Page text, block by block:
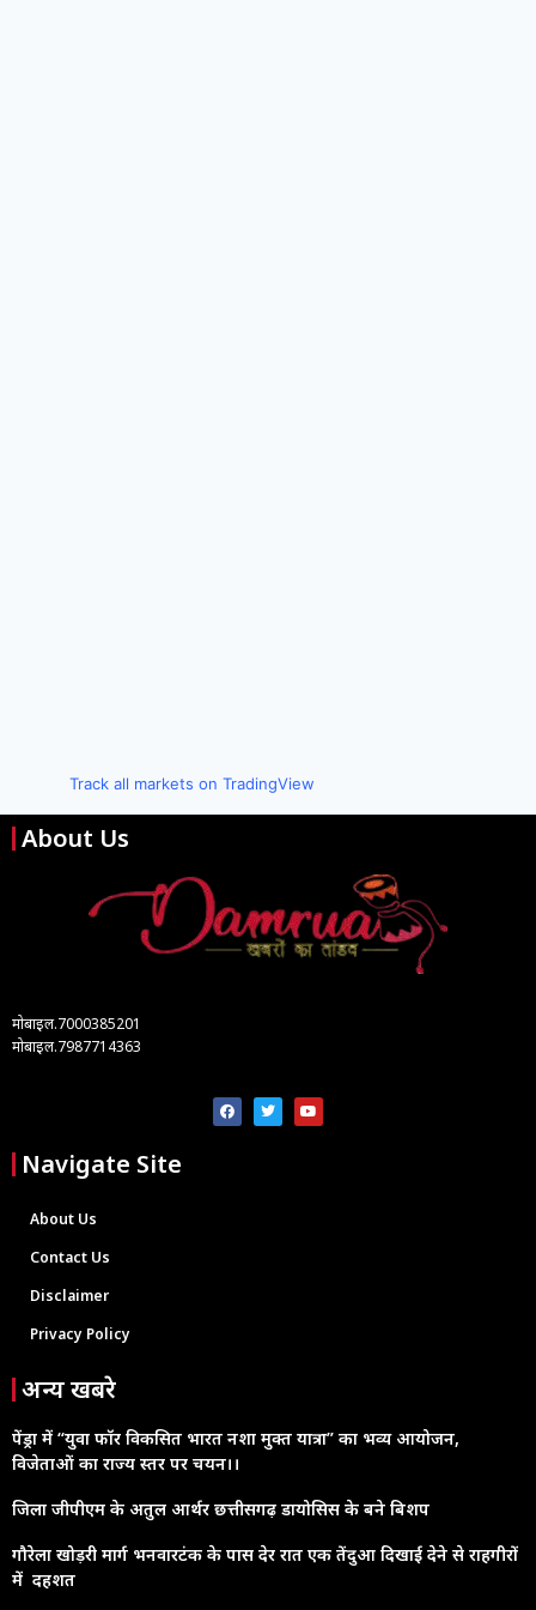
Track all markets on TradingView
About Us
मोबाइल.7000385201
मोबाइल.7987714363
Navigate Site
About Us
Contact Us
Disclaimer
Privacy Policy
अन्य खबरे
पेंड्रा में “युवा फॉर विकसित भारत नशा मुक्त यात्रा” का भव्य आयोजन,
विजेताओं का राज्य स्तर पर चयन।।
जिला जीपीएम के अतुल आर्थर छत्तीसगढ़ डायोसिस के बने बिशप
गौरेला खोड़री मार्ग भनवारटंक के पास देर रात एक तेंदुआ दिखाई देने से राहगीरों
में दहशत